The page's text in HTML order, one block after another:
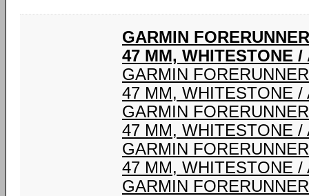
GARMIN
47 MM, WHITESTONE
GARMIN
47 MM, WHITESTONE /
GARMIN
47 MM, WHITESTONE /
GARMIN
47 MM, WHITESTONE /
GARMIN